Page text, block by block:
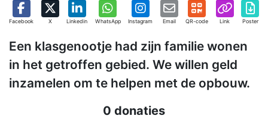
Facebook X Linkedin WhatsApp Instagram Email QR-code Link Poster
Een klasgenootje had zijn familie wonen
in het getroffen gebied. We willen geld
inzamelen om te helpen met de opbouw.
0 donaties